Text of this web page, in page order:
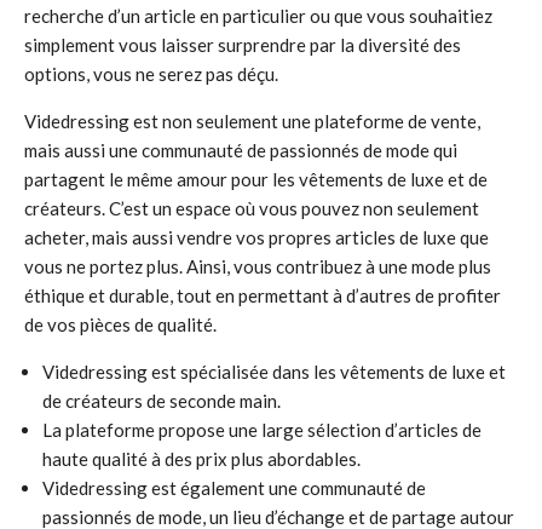
recherche d’un article en particulier ou que vous souhaitiez
simplement vous laisser surprendre par la diversité des
options, vous ne serez pas déçu.
Videdressing est non seulement une plateforme de vente,
mais aussi une communauté de passionnés de mode qui
partagent le même amour pour les vêtements de luxe et de
créateurs. C’est un espace où vous pouvez non seulement
acheter, mais aussi vendre vos propres articles de luxe que
vous ne portez plus. Ainsi, vous contribuez à une mode plus
éthique et durable, tout en permettant à d’autres de profiter
de vos pièces de qualité.
Videdressing est spécialisée dans les vêtements de luxe et
de créateurs de seconde main.
La plateforme propose une large sélection d’articles de
haute qualité à des prix plus abordables.
Videdressing est également une communauté de
passionnés de mode, un lieu d’échange et de partage autour